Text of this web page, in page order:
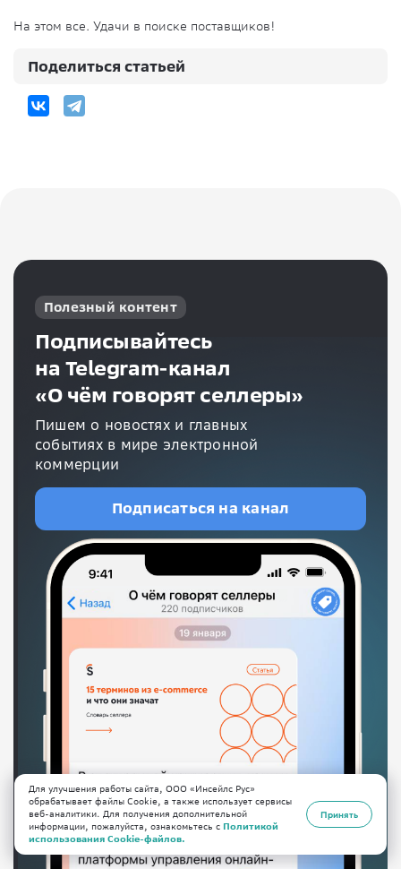
На этом все. Удачи в поиске поставщиков!
Поделиться статьей
Полезный контент
Подписывайтесь
на Telegram-канал
«О чём говорят селлеры»
Пишем о новостях и главных
событиях в мире электронной
коммерции
Подписаться на канал
Для улучшения работы сайта, ООО «Инсейлс Рус»
обрабатывает файлы Cookie, а также использует сервисы
веб-аналитики. Для получения дополнительной
информации, пожалуйста, ознакомьтесь с Политикой
использования Cookie-файлов.
Принять